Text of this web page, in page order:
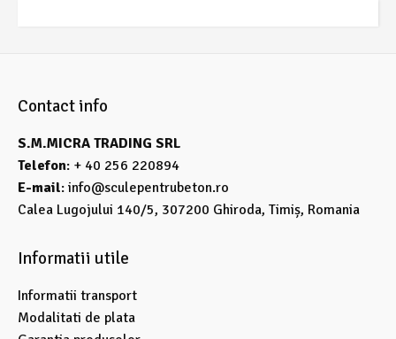
Contact info
S.M.MICRA TRADING SRL
Telefon: + 40 256 220894
E-mail: info@sculepentrubeton.ro
Calea Lugojului 140/5, 307200 Ghiroda, Timiș, Romania
Informatii utile
Informatii transport
Modalitati de plata